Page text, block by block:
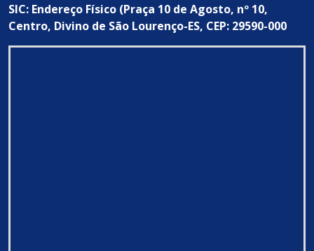
SIC: Endereço Físico (Praça 10 de Agosto, nº 10,
Centro, Divino de São Lourenço-ES, CEP: 29590-000